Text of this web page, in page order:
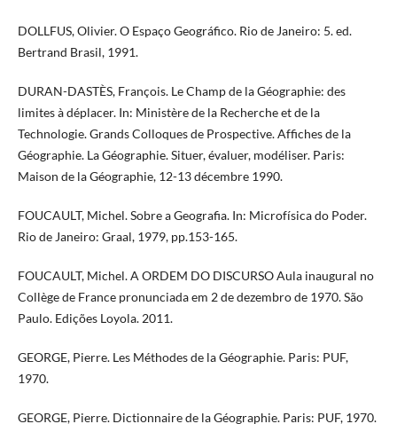
DOLLFUS, Olivier. O Espaço Geográfico. Rio de Janeiro: 5. ed.
Bertrand Brasil, 1991.
DURAN-DASTÈS, François. Le Champ de la Géographie: des
limites à déplacer. In: Ministère de la Recherche et de la
Technologie. Grands Colloques de Prospective. Affiches de la
Géographie. La Géographie. Situer, évaluer, modéliser. Paris:
Maison de la Géographie, 12-13 décembre 1990.
FOUCAULT, Michel. Sobre a Geografia. In: Microfísica do Poder.
Rio de Janeiro: Graal, 1979, pp.153-165.
FOUCAULT, Michel. A ORDEM DO DISCURSO Aula inaugural no
Collège de France pronunciada em 2 de dezembro de 1970. São
Paulo. Edições Loyola. 2011.
GEORGE, Pierre. Les Méthodes de la Géographie. Paris: PUF,
1970.
GEORGE, Pierre. Dictionnaire de la Géographie. Paris: PUF, 1970.